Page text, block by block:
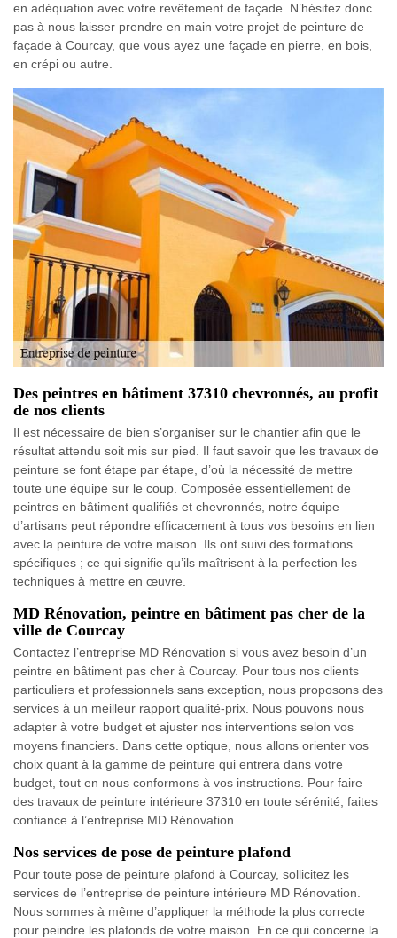
en adéquation avec votre revêtement de façade. N’hésitez donc
pas à nous laisser prendre en main votre projet de peinture de
façade à Courcay, que vous ayez une façade en pierre, en bois,
en crépi ou autre.
Des peintres en bâtiment 37310 chevronnés, au profit
de nos clients
Il est nécessaire de bien s’organiser sur le chantier afin que le
résultat attendu soit mis sur pied. Il faut savoir que les travaux de
peinture se font étape par étape, d’où la nécessité de mettre
toute une équipe sur le coup. Composée essentiellement de
peintres en bâtiment qualifiés et chevronnés, notre équipe
d’artisans peut répondre efficacement à tous vos besoins en lien
avec la peinture de votre maison. Ils ont suivi des formations
spécifiques ; ce qui signifie qu’ils maîtrisent à la perfection les
techniques à mettre en œuvre.
MD Rénovation, peintre en bâtiment pas cher de la
ville de Courcay
Contactez l’entreprise MD Rénovation si vous avez besoin d’un
peintre en bâtiment pas cher à Courcay. Pour tous nos clients
particuliers et professionnels sans exception, nous proposons des
services à un meilleur rapport qualité-prix. Nous pouvons nous
adapter à votre budget et ajuster nos interventions selon vos
moyens financiers. Dans cette optique, nous allons orienter vos
choix quant à la gamme de peinture qui entrera dans votre
budget, tout en nous conformons à vos instructions. Pour faire
des travaux de peinture intérieure 37310 en toute sérénité, faites
confiance à l’entreprise MD Rénovation.
Nos services de pose de peinture plafond
Pour toute pose de peinture plafond à Courcay, sollicitez les
services de l’entreprise de peinture intérieure MD Rénovation.
Nous sommes à même d’appliquer la méthode la plus correcte
pour peindre les plafonds de votre maison. En ce qui concerne la